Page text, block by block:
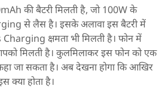
की बैटरी मिलती है, जो 100W के
से लैस है। इसके अलावा इस बैटरी में
क्षमता भी मिलती है। फोन में
मिलती है। कुलमिलाकर इस फोन को एक
जा सकता है। अब देखना होगा कि आखिर
क्या होता है।